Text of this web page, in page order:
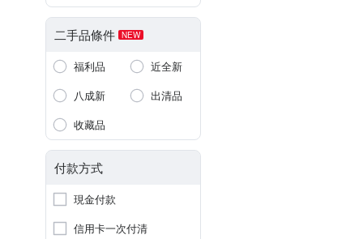
二手品條件 NEW
福利品
近全新
八成新
出清品
收藏品
付款方式
現金付款
信用卡一次付清